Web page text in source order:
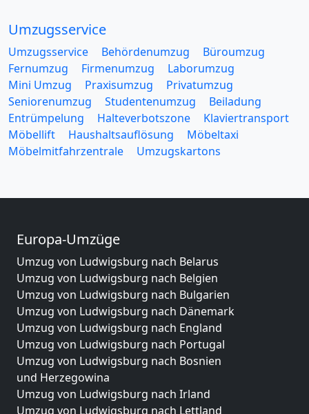
Umzugsservice
Umzugsservice Behördenumzug
Büroumzug
Fernumzug
Firmenumzug
Laborumzug
Mini Umzug
Praxisumzug
Privatumzug
Seniorenumzug
Studentenumzug
Beiladung
Entrümpelung
Halteverbotszone
Klaviertransport
Möbellift
Haushaltsauflösung
Möbeltaxi
Möbelmitfahrzentrale
Umzugskartons
Europa-Umzüge
Umzug von Ludwigsburg nach Belarus
Umzug von Ludwigsburg nach Belgien
Umzug von Ludwigsburg nach Bulgarien
Umzug von Ludwigsburg nach Dänemark
Umzug von Ludwigsburg nach England
Umzug von Ludwigsburg nach Portugal
Umzug von Ludwigsburg nach Bosnien
und Herzegowina
Umzug von Ludwigsburg nach Irland
Umzug von Ludwigsburg nach Lettland